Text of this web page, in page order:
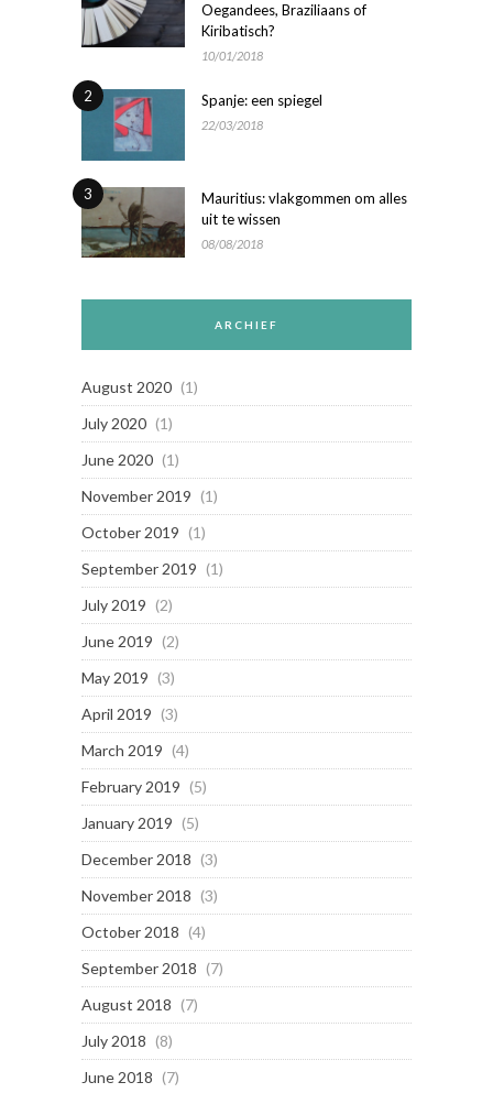
Oegandees, Braziliaans of
Kiribatisch?
10/01/2018
2 Spanje: een spiegel
22/03/2018
3
Mauritius: vlakgommen om alles
uit te wissen
08/08/2018
ARCHIEF
August 2020 (1)
July 2020 (1)
June 2020 (1)
November 2019 (1)
October 2019 (1)
September 2019 (1)
July 2019 (2)
June 2019 (2)
May 2019 (3)
April 2019 (3)
March 2019 (4)
February 2019 (5)
January 2019 (5)
December 2018 (3)
November 2018 (3)
October 2018 (4)
September 2018 (7)
August 2018 (7)
July 2018 (8)
June 2018 (7)